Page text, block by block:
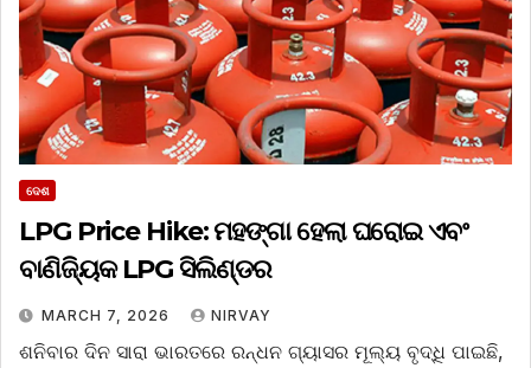
ଦେଶ
LPG Price Hike: ମହଙ୍ଗା ହେଲା ଘରୋଇ ଏବଂ
ବାଣିଜ୍ୟିକ LPG ସିଲିଣ୍ଡର
MARCH 7, 2026 NIRVAY
ଶନିବାର ଦିନ ସାରା ଭାରତରେ ରନ୍ଧନ ଗ୍ୟାସର ମୂଲ୍ୟ ବୃଦ୍ଧି ପାଇଛି,